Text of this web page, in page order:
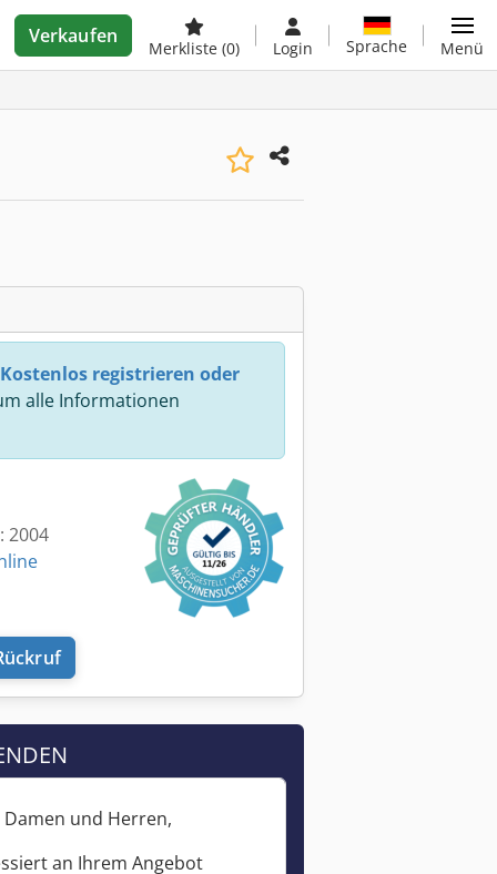
Verkaufen
Merkliste (0) Login Sprache Menü
Kostenlos registrieren oder
alle Informationen
2004